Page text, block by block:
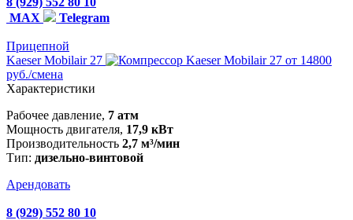
MAX
Telegram
Прицепной
Kaeser Mobilair 27
от 14800
руб./смена
Характеристики
Рабочее давление, 7 атм
Мощность двигателя, 17,9 кВт
Производительность 2,7 м³/мин
Тип: дизельно-винтовой
Арендовать
8 (929) 552 80 10